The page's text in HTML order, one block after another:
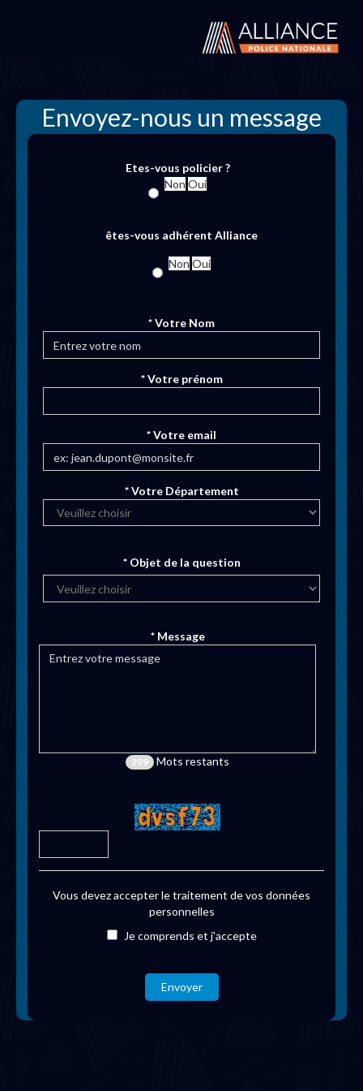
Envoyez-nous un message
Etes-vous policier ?
Non Oui
êtes-vous adhérent Alliance
Non Oui
* Votre Nom
* Votre prénom
* Votre email
* Votre Département
* Objet de la question
* Message
299 Mots restants
Vous devez accepter le traitement de vos données
personnelles
Je comprends et j'accepte
Envoyer